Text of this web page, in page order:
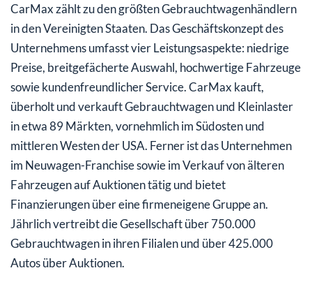
CarMax zählt zu den größten Gebrauchtwagenhändlern
in den Vereinigten Staaten. Das Geschäftskonzept des
Unternehmens umfasst vier Leistungsaspekte: niedrige
Preise, breitgefächerte Auswahl, hochwertige Fahrzeuge
sowie kundenfreundlicher Service. CarMax kauft,
überholt und verkauft Gebrauchtwagen und Kleinlaster
in etwa 89 Märkten, vornehmlich im Südosten und
mittleren Westen der USA. Ferner ist das Unternehmen
im Neuwagen-Franchise sowie im Verkauf von älteren
Fahrzeugen auf Auktionen tätig und bietet
Finanzierungen über eine firmeneigene Gruppe an.
Jährlich vertreibt die Gesellschaft über 750.000
Gebrauchtwagen in ihren Filialen und über 425.000
Autos über Auktionen.